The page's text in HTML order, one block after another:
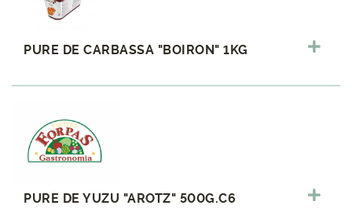
PURE DE CARBASSA "BOIRON" 1KG
PURE DE YUZU "AROTZ" 500G.C6